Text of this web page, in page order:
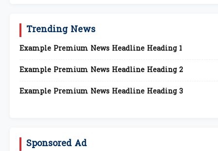
Trending News
Example Premium News Headline Heading 1
Example Premium News Headline Heading 2
Example Premium News Headline Heading 3
Sponsored Ad